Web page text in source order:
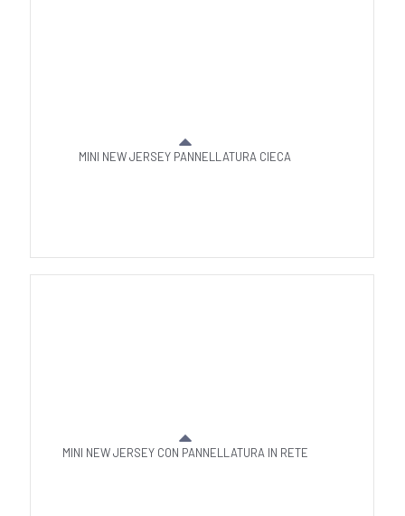
MINI NEW JERSEY PANNELLATURA CIECA
MINI NEW JERSEY CON PANNELLATURA IN RETE